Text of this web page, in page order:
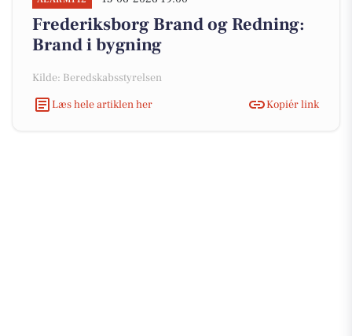
Frederiksborg Brand og Redning:
Brand i bygning
Kilde: Beredskabsstyrelsen
Læs hele artiklen her
Kopiér link